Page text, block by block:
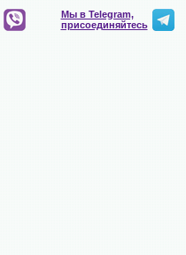
Мы в Telegram,
присоединяйтесь